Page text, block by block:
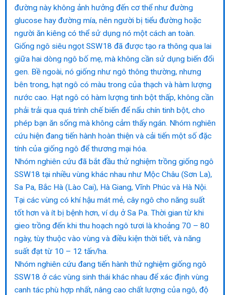
đường này không ảnh hưởng đến cơ thể như đường
glucose hay đường mía, nên người bị tiểu đường hoặc
người ăn kiêng có thể sử dụng nó một cách an toàn.
Giống ngô siêu ngọt SSW18 đã được tạo ra thông qua lai
giữa hai dòng ngô bố mẹ, mà không cần sử dụng biến đổi
gen. Bề ngoài, nó giống như ngô thông thường, nhưng
bên trong, hạt ngô có màu trong của thạch và hàm lượng
nước cao. Hạt ngô có hàm lượng tinh bột thấp, không cần
phải trải qua quá trình chế biến để nấu chín tinh bột, cho
phép bạn ăn sống mà không cảm thấy ngán. Nhóm nghiên
cứu hiện đang tiến hành hoàn thiện và cải tiến một số đặc
tính của giống ngô để thương mại hóa.
Nhóm nghiên cứu đã bắt đầu thử nghiệm trồng giống ngô
SSW18 tại nhiều vùng khác nhau như Mộc Châu (Sơn La),
Sa Pa, Bắc Hà (Lào Cai), Hà Giang, Vĩnh Phúc và Hà Nội.
Tại các vùng có khí hậu mát mẻ, cây ngô cho năng suất
tốt hơn và ít bị bệnh hơn, ví dụ ở Sa Pa. Thời gian từ khi
gieo trồng đến khi thu hoạch ngô tươi là khoảng 70 – 80
ngày, tùy thuộc vào vùng và điều kiện thời tiết, và năng
suất đạt từ 10 – 12 tấn/ha.
Nhóm nghiên cứu đang tiến hành thử nghiệm giống ngô
SSW18 ở các vùng sinh thái khác nhau để xác định vùng
canh tác phù hợp nhất, nâng cao chất lượng của ngô, độ